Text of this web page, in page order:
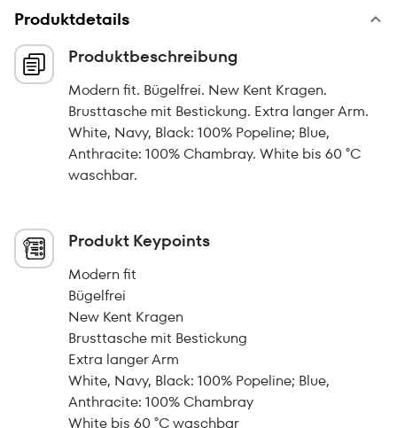
Produktdetails
Produktbeschreibung
Modern fit. Bügelfrei. New Kent Kragen.
Brusttasche mit Bestickung. Extra langer Arm.
White, Navy, Black: 100% Popeline; Blue,
Anthracite: 100% Chambray. White bis 60 °C
waschbar.
Produkt Keypoints
Modern fit
Bügelfrei
New Kent Kragen
Brusttasche mit Bestickung
Extra langer Arm
White, Navy, Black: 100% Popeline; Blue,
Anthracite: 100% Chambray
White bis 60 °C waschbar